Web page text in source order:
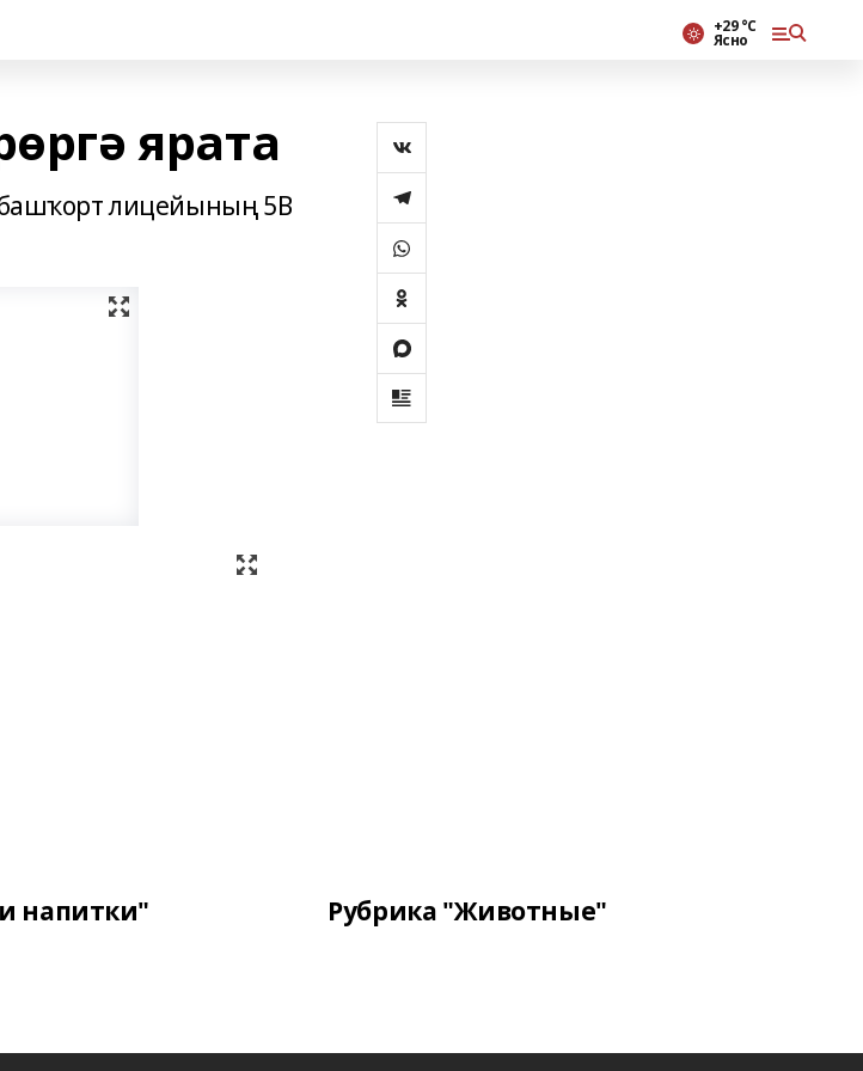
+29 °С
Ясно
ярата
лицейының 5В
напитки" Рубрика "Животные"